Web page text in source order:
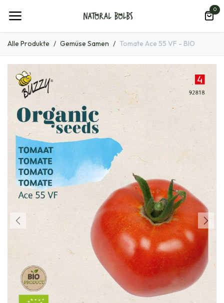
0
Alle Produkte Gemüse Samen Tomate Ace 55 VF - BIO